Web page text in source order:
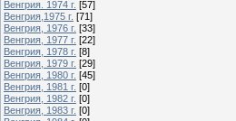
Венгрия. 1974 г. [57]
Венгрия,1975 г. [71]
Венгрия, 1976 г. [33]
Венгрия, 1977 г. [22]
Венгрия, 1978 г. [8]
Венгрия, 1979 г. [29]
Венгрия, 1980 г. [45]
Венгрия, 1981 г. [0]
Венгрия, 1982 г. [0]
Венгрия, 1983 г. [0]